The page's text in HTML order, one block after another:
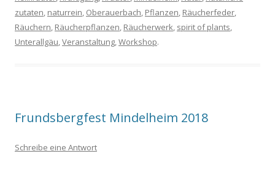
zutaten, naturrein, Oberauerbach, Pflanzen, Räucherfeder,
Räuchern, Räucherpflanzen, Räucherwerk, spirit of plants,
Unterallgäu,Veranstaltung,Workshop.
Frundsbergfest Mindelheim 2018
Schreibe eine Antwort